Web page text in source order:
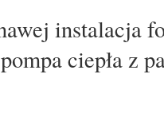
instalacja
ciepła z